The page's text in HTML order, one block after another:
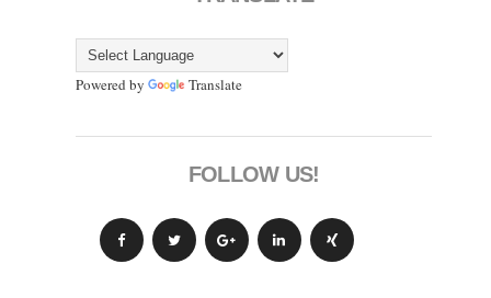
Powered by Translate
FOLLOW US!